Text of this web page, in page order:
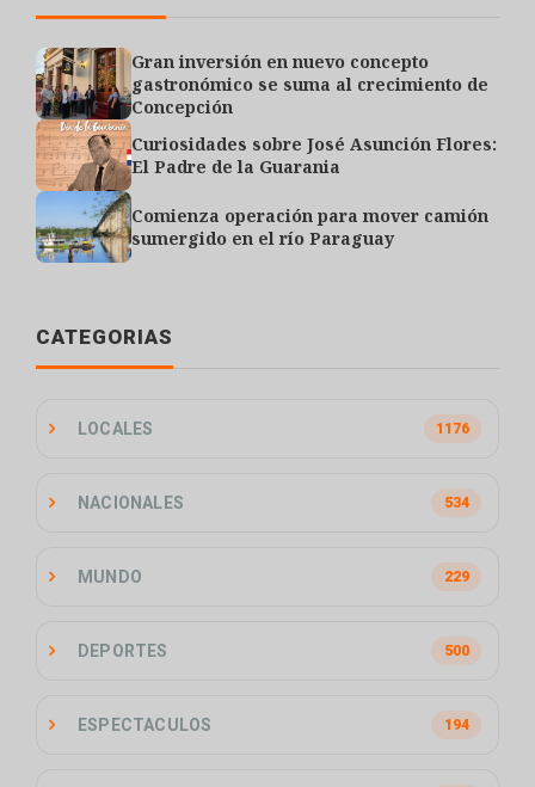
Gran inversión en nuevo concepto
gastronómico se suma al crecimiento de
Concepción
Curiosidades sobre José Asunción Flores:
El Padre de la Guarania
Comienza operación para mover camión
sumergido en el río Paraguay
CATEGORIAS
LOCALES 1176
NACIONALES 534
MUNDO 229
DEPORTES 500
ESPECTACULOS 194